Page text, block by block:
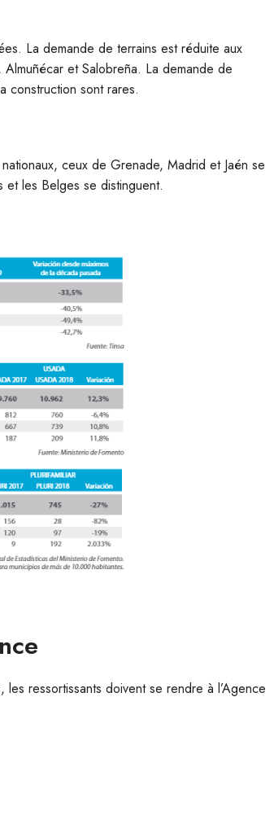
La demande de terrains est réduite aux
et Salobreña. La demande de
construction sont rares.
ceux de Grenade, Madrid et Jaén se
et les Belges se distinguent.
les ressortissants doivent se rendre à l’Agence